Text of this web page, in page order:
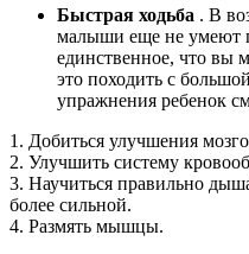
Быстрая ходьба . В
малыши еще не умеют
единственное, что вы
это походить с
упражнения ребенок
1. Добиться улучшения
2. Улучшить систему
3. Научиться правильно
более сильной.
4. Размять мышцы.